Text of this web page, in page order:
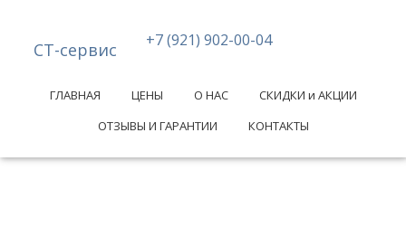
СТ-сервис +7 (921) 902-00-04
ГЛАВНАЯ ЦЕНЫ О НАС
СКИДКИ и АКЦИИ
ОТЗЫВЫ И ГАРАНТИИ
КОНТАКТЫ